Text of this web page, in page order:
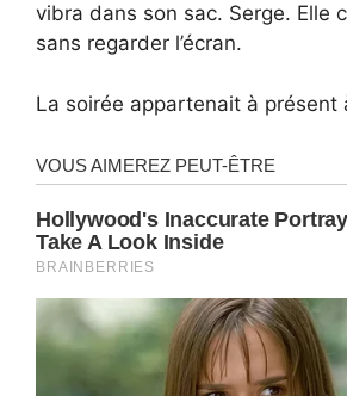
vibra dans son sac. Serge. Elle
sans regarder l’écran.
La soirée appartenait à présent